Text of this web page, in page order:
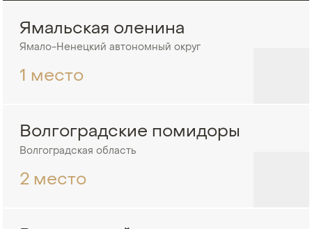
Ямальская оленина
Ямало-Ненецкий автономный округ
1 место
Волгоградские помидоры
Волгоградская область
2 место